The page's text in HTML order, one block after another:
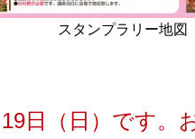
スタンプラリー地図
日（日）です。